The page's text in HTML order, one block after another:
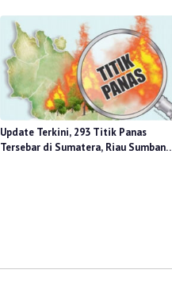
Update Terkini, 293 Titik Panas
Tersebar di Sumatera, Riau Sumbang